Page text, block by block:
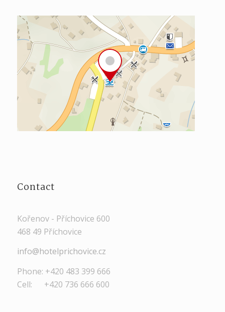
Contact
Kořenov - Příchovice 600
468 49 Příchovice
info@hotelprichovice.cz
Phone: +420 483 399 666
Cell: +420 736 666 600